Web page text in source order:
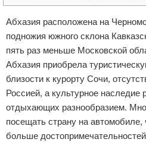
Абхазия расположена на
подножия южного склона
пять раз меньше Московской
Абхазия приобрела
близости к курорту Сочи,
Россией, а культурное наследие
отдыхающих разнообразием.
посещать страну на автомобиле,
больше